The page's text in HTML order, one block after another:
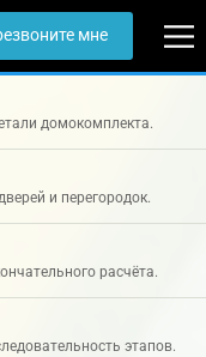
мне
домокомплекта.
и перегородок.
расчёта.
этапов.